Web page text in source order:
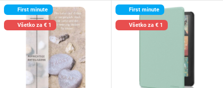
First minute
Všetko za € 1
First minute
Všetko za € 1